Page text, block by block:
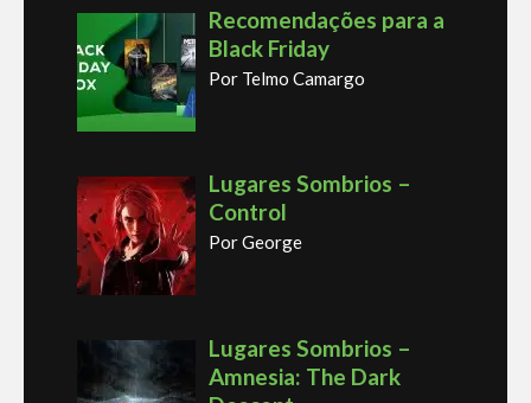
Recomendações para a
Black Friday
Por Telmo Camargo
Lugares Sombrios –
Control
Por George
Lugares Sombrios –
Amnesia: The Dark